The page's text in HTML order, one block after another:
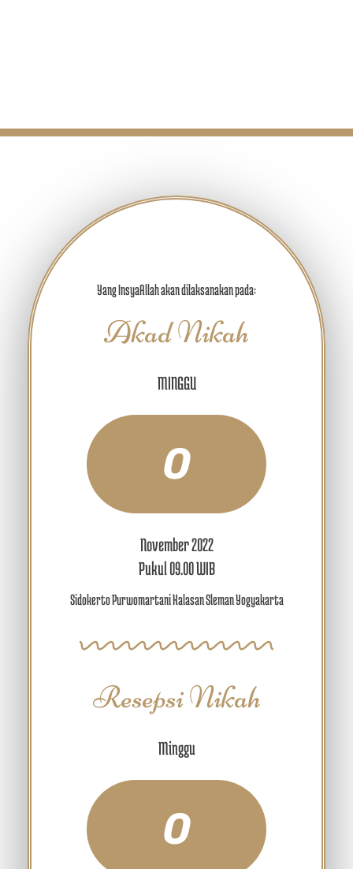
Yang InsyaAllah akan dilaksanakan pada:
Akad Nikah
MINGGU
0
November 2022
Pukul 09.00 WIB
Sidokerto Purwomartani Kalasan Sleman Yogyakarta
Resepsi Nikah
Minggu
0